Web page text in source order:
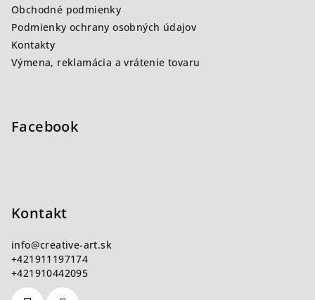
Obchodné podmienky
Podmienky ochrany osobných údajov
Kontakty
Výmena, reklamácia a vrátenie tovaru
Facebook
Kontakt
info@creative-art.sk
+421911197174
+421910442095